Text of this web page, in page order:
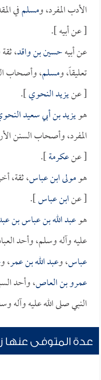
الأدب المفرد، ومسلمفي
[ عن أبيه ].
عن أبيهحسين بن واقد،
تعليقاً، ومسلم، وأصحاب
[ عنيزيد النحوي].
هويزيد بن أبي سعيد
المفرد، وأصحاب السنن
[ عنعكرمة].
هومولى ابن عباس، ثقة،
[ عنابن عباس].
هوعبد الله بن عباس بن
عليه وآله وسلم، وأحد
عباس، وعبد الله بن عمر، و
عمرو بن العاص، وأحد
النبي صلى الله عليه وآله
عدة المتوفى عنها